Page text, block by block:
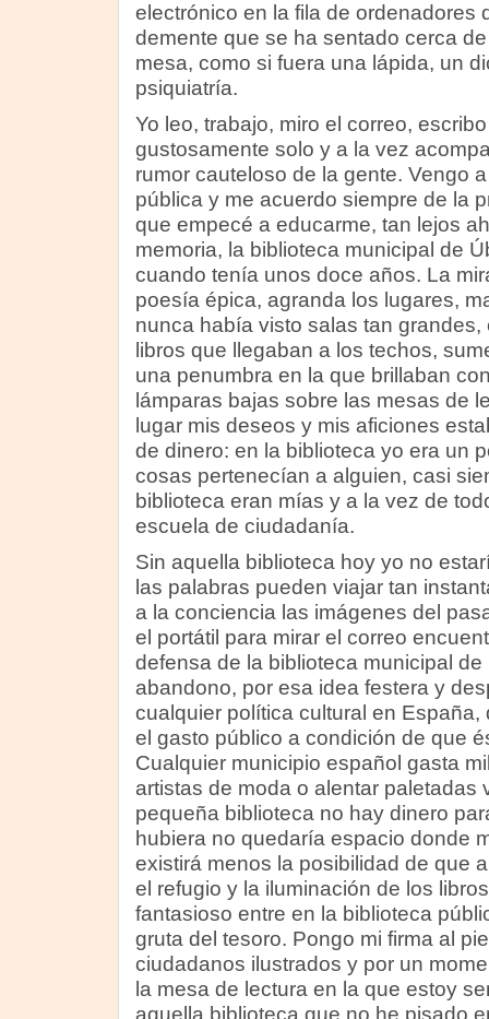
electrónico en la fila de ordenadores
demente que se ha sentado cerca
mesa, como si fuera una lápida, un
psiquiatría.
Yo leo, trabajo, miro el correo,
gustosamente solo y a la vez
rumor cauteloso de la gente. Vengo
pública y me acuerdo siempre de la
que empecé a educarme, tan lejos
memoria, la biblioteca municipal de
cuando tenía unos doce años. La
poesía épica, agranda los lugares,
nunca había visto salas tan
libros que llegaban a los techos,
una penumbra en la que brillaban
lámparas bajas sobre las mesas de
lugar mis deseos y mis aficiones
de dinero: en la biblioteca yo era un
cosas pertenecían a alguien, casi
biblioteca eran mías y a la vez de
escuela de ciudadanía.
Sin aquella biblioteca hoy yo no
las palabras pueden viajar tan
a la conciencia las imágenes del
el portátil para mirar el correo
defensa de la biblioteca municipal
abandono, por esa idea festera y
cualquier política cultural en
el gasto público a condición de que
Cualquier municipio español gasta
artistas de moda o alentar paletadas
pequeña biblioteca no hay dinero
hubiera no quedaría espacio donde
existirá menos la posibilidad de que
el refugio y la iluminación de los
fantasioso entre en la biblioteca
gruta del tesoro. Pongo mi firma al
ciudadanos ilustrados y por un
la mesa de lectura en la que estoy
aquella biblioteca que no he pisado